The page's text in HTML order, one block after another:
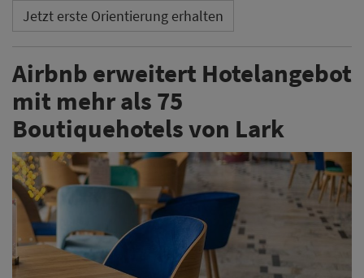
Jetzt erste Orientierung erhalten
Airbnb erweitert Hotelangebot
mit mehr als 75
Boutiquehotels von Lark